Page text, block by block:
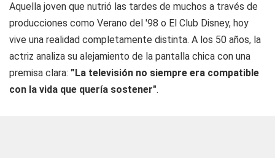
Aquella joven que nutrió las tardes de muchos a través de
producciones como Verano del '98 o El Club Disney, hoy
vive una realidad completamente distinta. A los 50 años, la
actriz analiza su alejamiento de la pantalla chica con una
premisa clara: ”La televisión no siempre era compatible
con la vida que quería sostener".